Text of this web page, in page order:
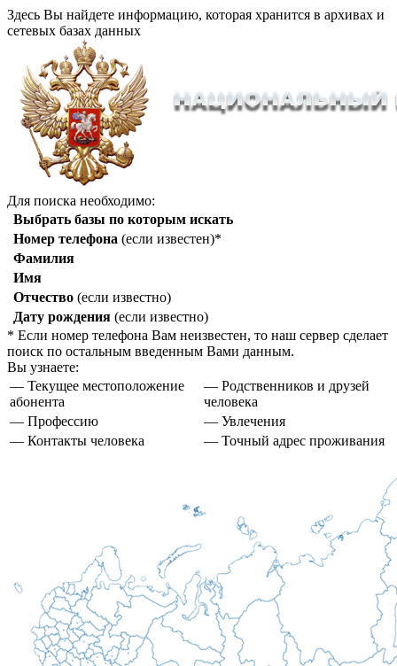
Здесь Вы найдете информацию, которая хранится в архивах и
сетевых базах данных
Для поиска необходимо:
Выбрать базы по которым искать
Номер телефона (если известен)*
Фамилия
Имя
Отчество (если известно)
Дату рождения (если известно)
* Если номер телефона Вам неизвестен, то наш сервер сделает
поиск по остальным введенным Вами данным.
Вы узнаете:
— Текущее местоположение
абонента
— Родственников и друзей
человека
— Профессию
— Увлечения
— Контакты человека
— Точный адрес проживания